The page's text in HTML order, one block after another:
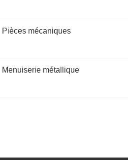
Pièces mécaniques
Menuiserie métallique